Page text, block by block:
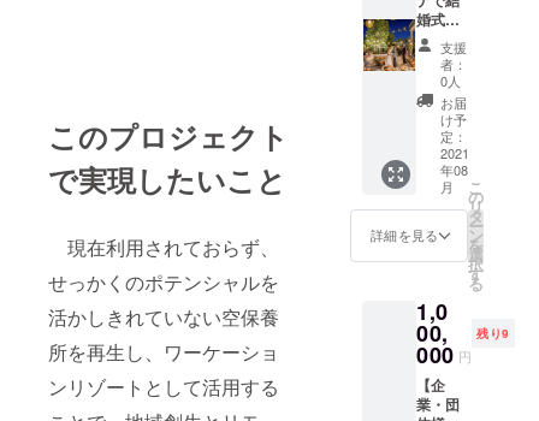
このプロジェクト
で実現したいこと
現在利用されておらず、
せっかくのポテンシャルを
活かしきれていない空保養
所を再生し、ワーケーショ
ンリゾートとして活用する
チェッ
クイン
は15時
以降。
イベン
トは19
時ス
ター
ト。
チェッ
クアウ
日11
時。 車
ことが
可能で
すが、
駐車場
の台数
の関係
を入力
してく
ださ
い。
（希望
日程は
先着順
とさせ
て頂き
ます。
第一希
えない
可能性
のでご
了承く
ださ
チェッ
クイン
を撮影
（3
ショッ
ト）
し、
データ
でお渡
日程は
複数日
程から
選べま
プショ
ンの中
から希
望日程
を入力
してく
からご
連絡を
差し上
げま
す。 有
効期限
2021年
12月22
日(水)の
宿泊
(2021年
12月23
ト)まで
複数回
に分け
て利用
頂くこ
とがで
きます
が、
ワー
ケー
ション
用のプ
ランの
ため、
仕事に
るため
連続利
用を推
奨して
おり、
一度の
員旅
行、
サーク
ルや部
活の合
宿、ヨ
ガ・
ファス
ティン
グ合宿
等のイ
ベント
向け 従
業員専
アを除
く、施
設全体
を貸切
利用で
きま
婚式が
できな
かった
カップ
ル限
定】
ISOLA
伊豆高
原を貸
切利用
でガー
デンウ
エディ
ング！
で結婚
式がで
きな
かった
カップ
ルを
支援
者：
0人
お届
け予
定：
2021
年08
月
詳細を見る
こ
の
リ
タ
ー
ン
を
選
択
す
る
1,0
00,
000 円
残り9
【企
業・団